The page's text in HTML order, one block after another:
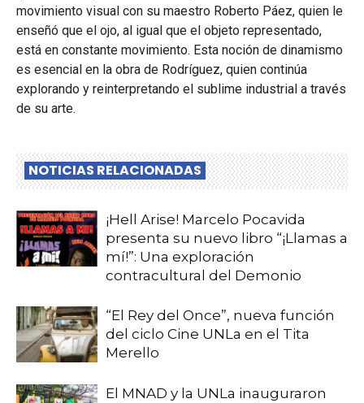
movimiento visual con su maestro Roberto Páez, quien le
enseñó que el ojo, al igual que el objeto representado,
está en constante movimiento. Esta noción de dinamismo
es esencial en la obra de Rodríguez, quien continúa
explorando y reinterpretando el sublime industrial a través
de su arte.
NOTICIAS RELACIONADAS
¡Hell Arise! Marcelo Pocavida
presenta su nuevo libro “¡Llamas a
mí!”: Una exploración
contracultural del Demonio
“El Rey del Once”, nueva función
del ciclo Cine UNLa en el Tita
Merello
El MNAD y la UNLa inauguraron